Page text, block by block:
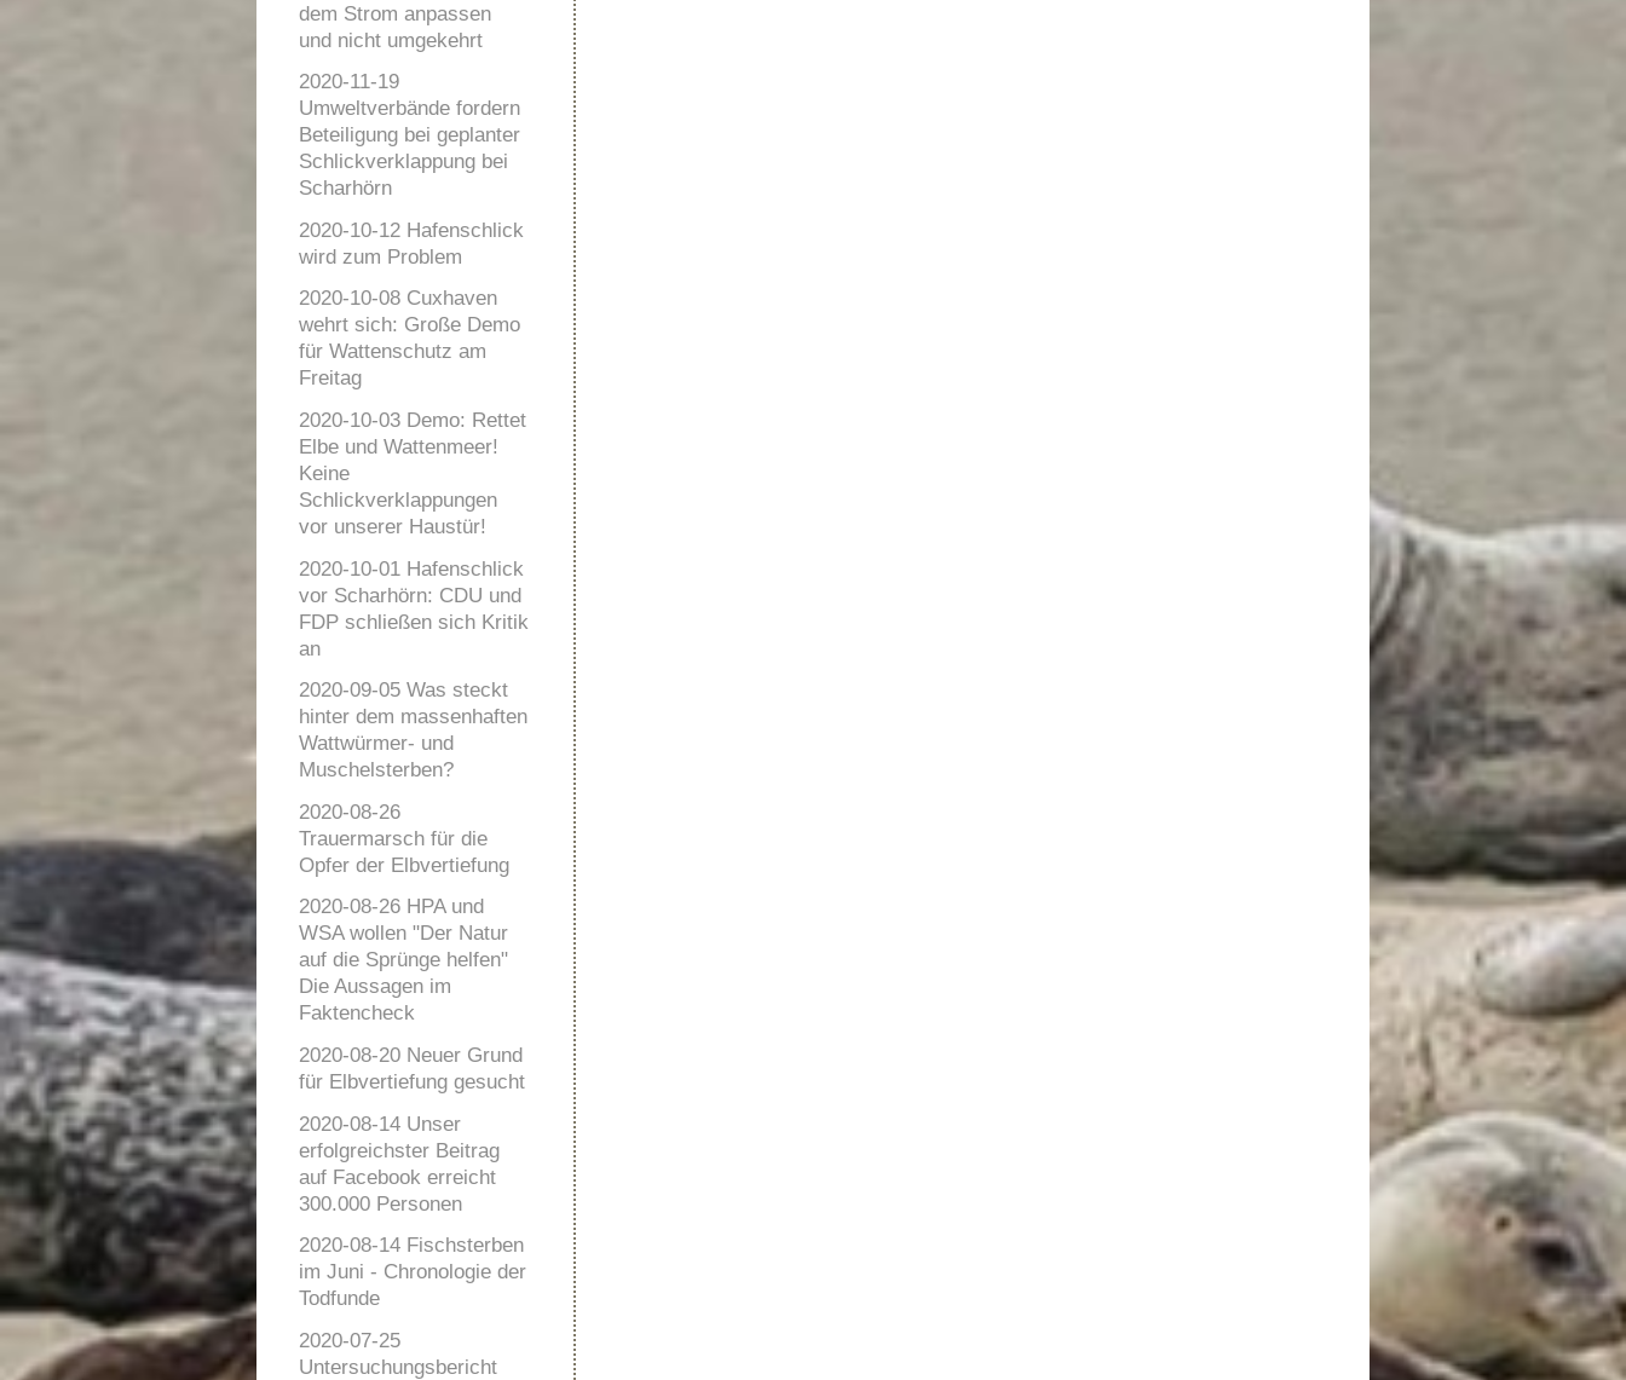
dem Strom anpassen
und nicht umgekehrt
2020-11-19
Umweltverbände fordern
Beteiligung bei geplanter
Schlickverklappung bei
Scharhörn
2020-10-12 Hafenschlick
wird zum Problem
2020-10-08 Cuxhaven
wehrt sich: Große Demo
für Wattenschutz am
Freitag
2020-10-03 Demo: Rettet
Elbe und Wattenmeer!
Keine
Schlickverklappungen
vor unserer Haustür!
2020-10-01 Hafenschlick
vor Scharhörn: CDU und
FDP schließen sich Kritik
an
2020-09-05 Was steckt
hinter dem massenhaften
Wattwürmer- und
Muschelsterben?
2020-08-26
Trauermarsch für die
Opfer der Elbvertiefung
2020-08-26 HPA und
WSA wollen "Der Natur
auf die Sprünge helfen"
Die Aussagen im
Faktencheck
2020-08-20 Neuer Grund
für Elbvertiefung gesucht
2020-08-14 Unser
erfolgreichster Beitrag
auf Facebook erreicht
300.000 Personen
2020-08-14 Fischsterben
im Juni - Chronologie der
Todfunde
2020-07-25
Untersuchungsbericht